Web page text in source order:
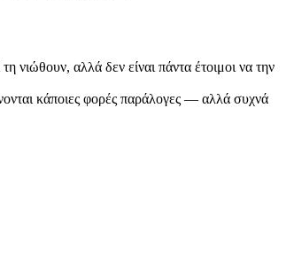
αλλά δεν είναι πάντα έτοιμοι να την
κάποιες φορές παράλογες — αλλά συχνά